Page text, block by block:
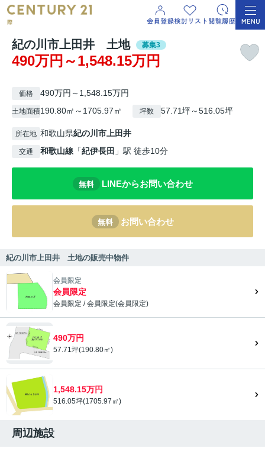
紀の川市上田井 土地 募集3
490万円～1,548.15万円
価格 490万円～1,548.15万円
土地面積190.80㎡～1705.97㎡ 坪数 57.71坪～516.05坪
所在地 和歌山県紀の川市 上田井
交通 和歌山線 「紀伊長田 」駅 徒歩10分
無料 LINEからお問い合わせ
無料 お問い合わせ
紀の川市上田井 土地の販売中物件
会員限定">
会員限定
会員限定
会員限定 /会員限定(会員限定)
490万円
57.71坪(190.80㎡)
1,548.15万円
516.05坪(1705.97㎡)
周辺施設